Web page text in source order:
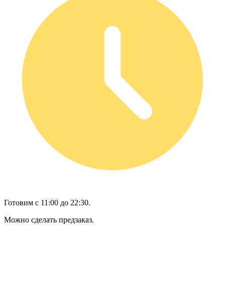
Готовим с 11:00 до 22:30.
Можно сделать предзаказ.